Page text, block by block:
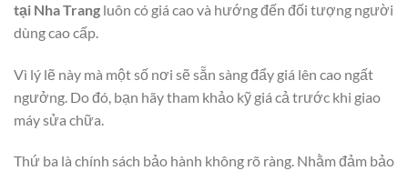
tại Nha Trang luôn có giá cao và hướng đến đối tượng người
dùng cao cấp.
Vì lý lẽ này mà một số nơi sẽ sẵn sàng đẩy giá lên cao ngất
ngưởng. Do đó, bạn hãy tham khảo kỹ giá cả trước khi giao
máy sửa chữa.
Thứ ba là chính sách bảo hành không rõ ràng. Nhằm đảm bảo